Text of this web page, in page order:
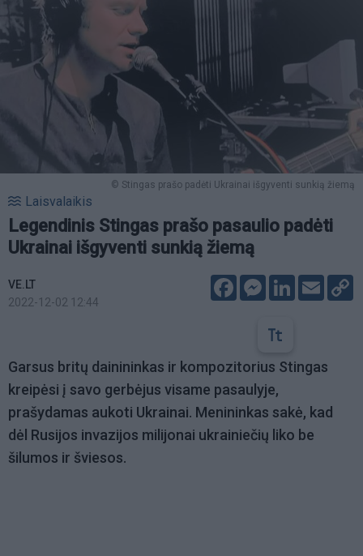
© Stingas prašo padėti Ukrainai išgyventi sunkią žiemą
Laisvalaikis
Legendinis Stingas prašo pasaulio padėti
Ukrainai išgyventi sunkią žiemą
VE.LT
2022-12-02 12:44
FacebookMessenger
LinkedIn
Email
Garsus britų dainininkas ir kompozitorius Stingas
kreipėsi į savo gerbėjus visame pasaulyje,
prašydamas aukoti Ukrainai. Menininkas sakė, kad
dėl Rusijos invazijos milijonai ukrainiečių liko be
šilumos ir šviesos.